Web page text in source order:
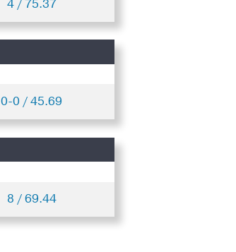
4 / 75.37
0-0 / 45.69
8 / 69.44